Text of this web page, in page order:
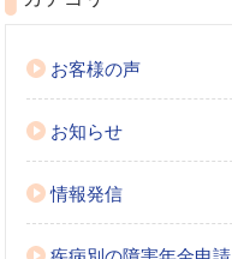
お客様の声
お知らせ
情報発信